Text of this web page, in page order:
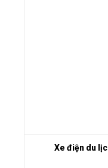
Xe điện du